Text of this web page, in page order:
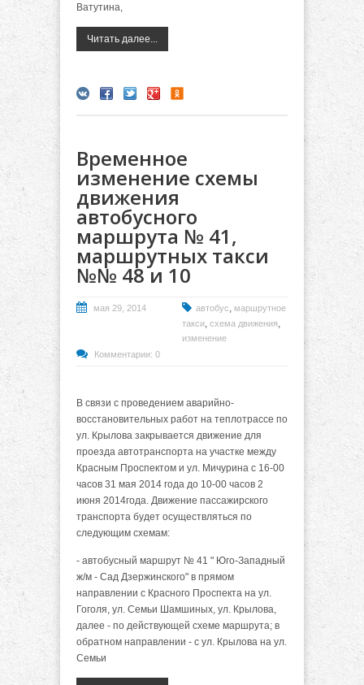
Ватутина,
Читать далее...
Временное
изменение схемы
движения
автобусного
маршрута № 41,
маршрутных такси
№№ 48 и 10
мая 29, 2014 автобус, маршрутное
такси, схема движения,
изменение
Комментарии: 0
В связи с проведением аварийно-
восстановительных работ на теплотрассе по
ул. Крылова закрывается движение для
проезда автотранспорта на участке между
Красным Проспектом и ул. Мичурина с 16-00
часов 31 мая 2014 года до 10-00 часов 2
июня 2014года. Движение пассажирского
транспорта будет осуществляться по
следующим схемам:
- автобусный маршрут № 41 " Юго-Западный
ж/м - Сад Дзержинского" в прямом
направлении с Красного Проспекта на ул.
Гоголя, ул. Семьи Шамшиных, ул. Крылова,
далее - по действующей схеме маршрута; в
обратном направлении - с ул. Крылова на ул.
Семьи